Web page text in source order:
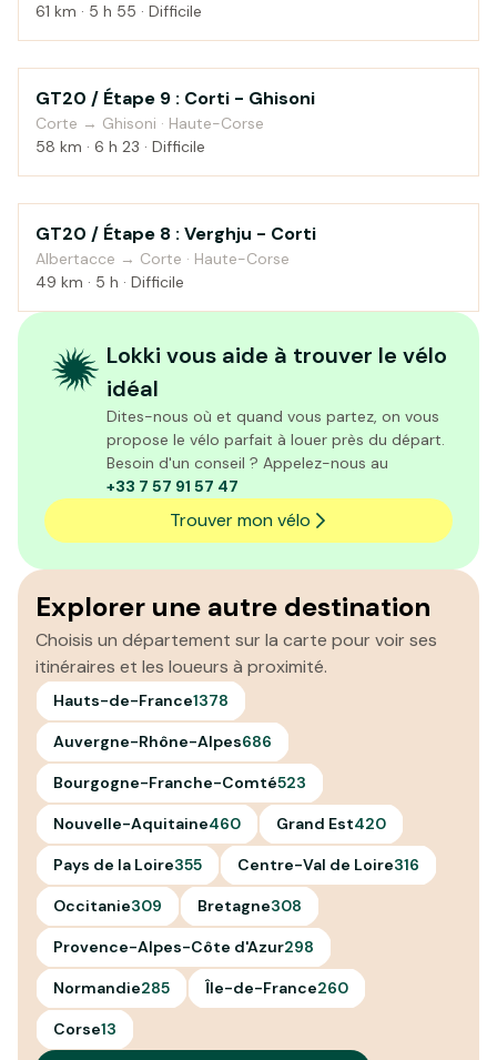
61 km · 5 h 55 · Difficile
Montagne
GT20 / Étape 9 : Corti - Ghisoni
Corte → Ghisoni · Haute-Corse
58 km · 6 h 23 · Difficile
Montagne
GT20 / Étape 8 : Verghju - Corti
Albertacce → Corte · Haute-Corse
49 km · 5 h · Difficile
Lokki vous aide à trouver le vélo
idéal
Dites-nous où et quand vous partez, on vous
propose le vélo parfait à louer près du départ.
Besoin d'un conseil ? Appelez-nous au
+33 7 57 91 57 47
Trouver mon vélo
Explorer une autre destination
Choisis un département sur la carte pour voir ses
itinéraires et les loueurs à proximité.
Hauts-de-France1378
Auvergne-Rhône-Alpes686
Bourgogne-Franche-Comté523
Nouvelle-Aquitaine460 Grand Est420
Pays de la Loire355 Centre-Val de Loire316
Occitanie309 Bretagne308
Provence-Alpes-Côte d'Azur298
Normandie285 Île-de-France260
Corse13